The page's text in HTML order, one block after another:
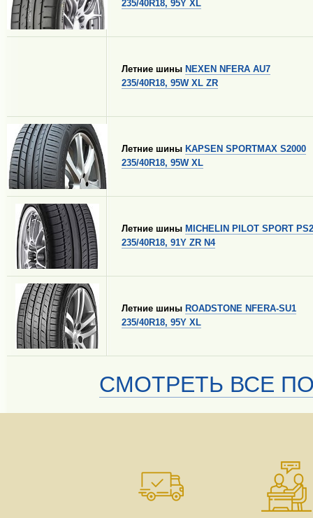
235/40R18, 95Y XL
Летние шины NEXEN NFERA AU7
235/40R18, 95W XL ZR
Летние шины KAPSEN SPORTMAX S2000
235/40R18, 95W XL
Летние шины MICHELIN PILOT SPORT PS2
235/40R18, 91Y ZR N4
Летние шины ROADSTONE NFERA-SU1
235/40R18, 95Y XL
СМОТРЕТЬ ВСЕ